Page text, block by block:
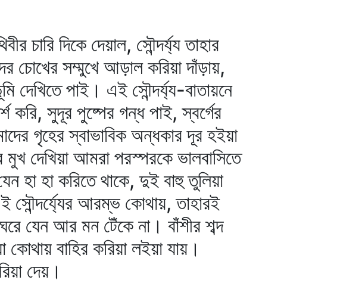
চারি দিকে দেয়াল, সৌন্দর্য্য তাহার
চোখের সম্মুখে আড়াল করিয়া দাঁড়ায়,
দেখিতে পাই। এই সৌন্দর্য্য-বাতায়নে
করি, সুদূর পুষ্পের গন্ধ পাই, স্বর্গের
গৃহের স্বাভাবিক অন্ধকার দূর হইয়া
দেখিয়া আমরা পরস্পরকে ভালবাসিতে
হা হা করিতে থাকে, দুই বাহু তুলিয়া
সৌন্দর্য্যের আরম্ভ কোথায়, তাহারই
যেন আর মন টেঁকে না। বাঁশীর শব্দ
কোথায় বাহির করিয়া লইয়া যায়।
দেয়।